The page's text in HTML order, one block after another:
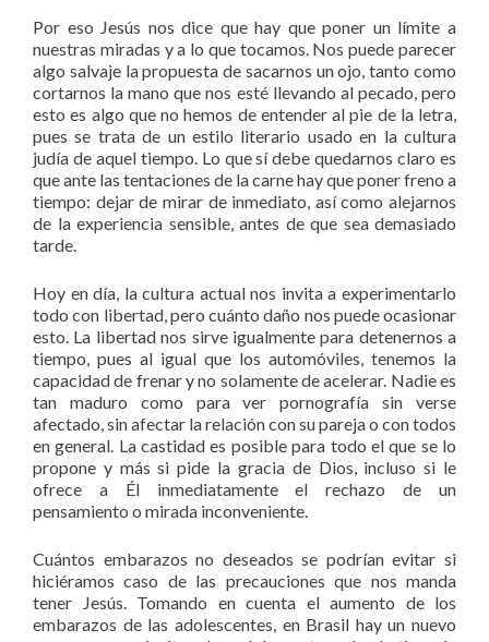
Por eso Jesús nos dice que hay que poner un límite a
nuestras miradas y a lo que tocamos. Nos puede parecer
algo salvaje la propuesta de sacarnos un ojo, tanto como
cortarnos la mano que nos esté llevando al pecado, pero
esto es algo que no hemos de entender al pie de la letra,
pues se trata de un estilo literario usado en la cultura
judía de aquel tiempo. Lo que sí debe quedarnos claro es
que ante las tentaciones de la carne hay que poner freno a
tiempo: dejar de mirar de inmediato, así como alejarnos
de la experiencia sensible, antes de que sea demasiado
tarde.
Hoy en día, la cultura actual nos invita a experimentarlo
todo con libertad, pero cuánto daño nos puede ocasionar
esto. La libertad nos sirve igualmente para detenernos a
tiempo, pues al igual que los automóviles, tenemos la
capacidad de frenar y no solamente de acelerar. Nadie es
tan maduro como para ver pornografía sin verse
afectado, sin afectar la relación con su pareja o con todos
en general. La castidad es posible para todo el que se lo
propone y más si pide la gracia de Dios, incluso si le
ofrece a Él inmediatamente el rechazo de un
pensamiento o mirada inconveniente.
Cuántos embarazos no deseados se podrían evitar si
hiciéramos caso de las precauciones que nos manda
tener Jesús. Tomando en cuenta el aumento de los
embarazos de las adolescentes, en Brasil hay un nuevo